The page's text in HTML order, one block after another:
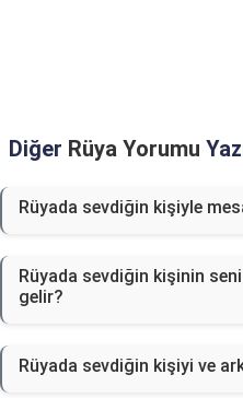
Diğer Rüya Yorumu
Rüyada sevdiğin kişiyle
Rüyada sevdiğin kişinin
gelir?
Rüyada sevdiğin kişiyi ve